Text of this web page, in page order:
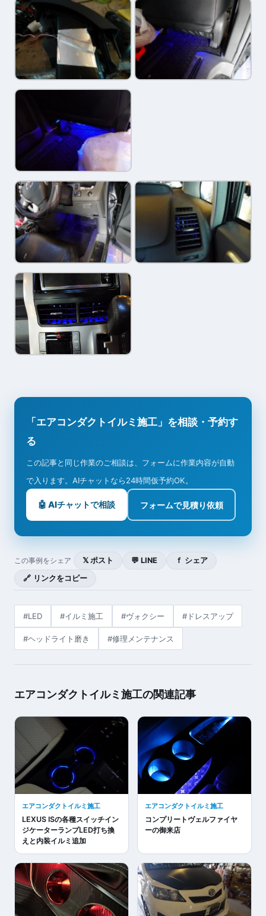
「エアコンダクトイルミ施工」を相談・予約す
る
この記事と同じ作業のご相談は、フォームに作業内容が自動
で入ります。AIチャットなら24時間仮予約OK。
🤖 AIチャットで相談 フォームで見積り依頼
この事例をシェア 𝕏 ポスト 💬 LINE
ｆ シェア
🔗 リンクをコピー
#LED #イルミ施工 #ヴォクシー #ドレスアップ
#ヘッドライト磨き #修理メンテナンス
エアコンダクトイルミ施工の関連記事
エアコンダクトイルミ施工
LEXUS ISの各種スイッチイン
ジケーターランプLED打ち換
えと内装イルミ追加
エアコンダクトイルミ施工
コンプリートヴェルファイヤ
ーの御来店